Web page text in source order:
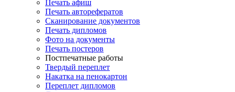
Печать афиш
Печать авторефератов
Сканирование документов
Печать дипломов
Фото на документы
Печать постеров
Постпечатные работы
Твердый переплет
Накатка на пенокартон
Переплет дипломов